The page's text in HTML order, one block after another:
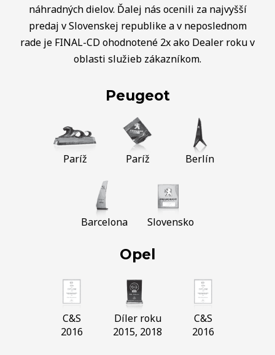
náhradných dielov. Ďalej nás ocenili za najvyšší
predaj v Slovenskej republike a v neposlednom
rade je FINAL-CD ohodnotené 2x ako Dealer roku v
oblasti služieb zákazníkom.
Peugeot
Paríž Paríž Berlín
Barcelona Slovensko
Opel
C&S
2016
Díler roku
2015, 2018
C&S
2016